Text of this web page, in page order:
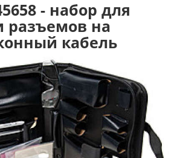
- набор для
разъемов на
кабель